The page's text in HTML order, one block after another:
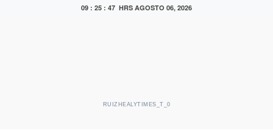
09 : 25 : 47 HRS AGOSTO 06, 2026
RUIZHEALYTIMES_T_0